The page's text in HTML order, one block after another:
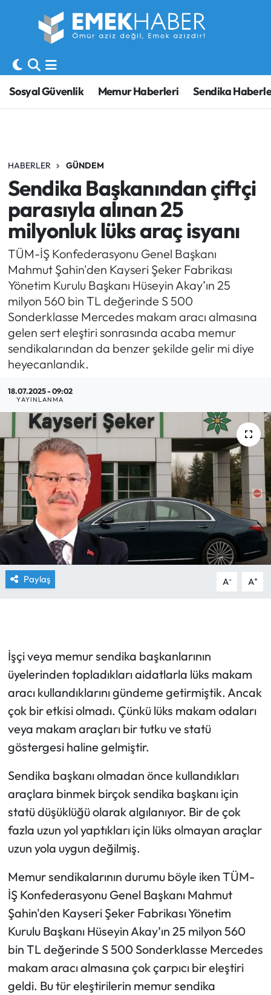
Sosyal Güvenlik Memur Haberleri Sendika
HABERLER GÜNDEM
Sendika Başkanından çiftçi
parasıyla alınan 25
milyonluk lüks araç isyanı
TÜM-İŞ Konfederasyonu Genel Başkanı
Mahmut Şahin'den Kayseri Şeker Fabrikası
Yönetim Kurulu Başkanı Hüseyin Akay’ın 25
milyon 560 bin TL değerinde S 500
Sonderklasse Mercedes makam aracı almasına
gelen sert eleştiri sonrasında acaba memur
sendikalarından da benzer şekilde gelir mi diye
heyecanlandık.
18.07.2025 - 09:02
YAYINLANMA
Paylaş A- A+
İşçi veya memur sendika başkanlarının
üyelerinden topladıkları aidatlarla lüks makam
aracı kullandıklarını gündeme getirmiştik. Ancak
çok bir etkisi olmadı. Çünkü lüks makam odaları
veya makam araçları bir tutku ve statü
göstergesi haline gelmiştir.
Sendika başkanı olmadan önce kullandıkları
araçlara binmek birçok sendika başkanı için
statü düşüklüğü olarak algılanıyor. Bir de çok
fazla uzun yol yaptıkları için lüks olmayan araçlar
uzun yola uygun değilmiş.
Memur sendikalarının durumu böyle iken TÜM-
İŞ Konfederasyonu Genel Başkanı Mahmut
Şahin'den Kayseri Şeker Fabrikası Yönetim
Kurulu Başkanı Hüseyin Akay’ın 25 milyon 560
bin TL değerinde S 500 Sonderklasse Mercedes
makam aracı almasına çok çarpıcı bir eleştiri
geldi. Bu tür eleştirilerin memur sendika
Sosyal Güvenlik
Sendika
SORU-CEVAP
Memur
Emekli
İşveren
İş Fırsatları
Yargı Kararları
Araştırma-Rapor
Hava Durumu
Trafik Durumu
Süper Lig Puan Durumu ve Fikstür
Son Dakika Haberleri
Haber Arşivi